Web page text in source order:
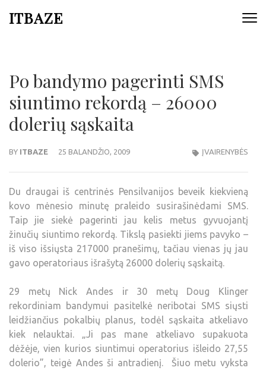
ITBAZE
Po bandymo pagerinti SMS
siuntimo rekordą – 26000
dolerių sąskaita
BY ITBAZE 25 BALANDŽIO, 2009 ĮVAIRENYBĖS
Du draugai iš centrinės Pensilvanijos beveik kiekvieną
kovo mėnesio minutę praleido susirašinėdami SMS.
Taip jie siekė pagerinti jau kelis metus gyvuojantį
žinučių siuntimo rekordą. Tikslą pasiekti jiems pavyko –
iš viso išsiųsta 217000 pranešimų, tačiau vienas jų jau
gavo operatoriaus išrašytą 26000 dolerių sąskaitą.
29 metų Nick Andes ir 30 metų Doug Klinger
rekordiniam bandymui pasitelkė neribotai SMS siųsti
leidžiančius pokalbių planus, todėl sąskaita atkeliavo
kiek nelauktai. „Ji pas mane atkeliavo supakuota
dėžėje, vien kurios siuntimui operatorius išleido 27,55
dolerio”, teigė Andes ši antradienį. Šiuo metu vyksta